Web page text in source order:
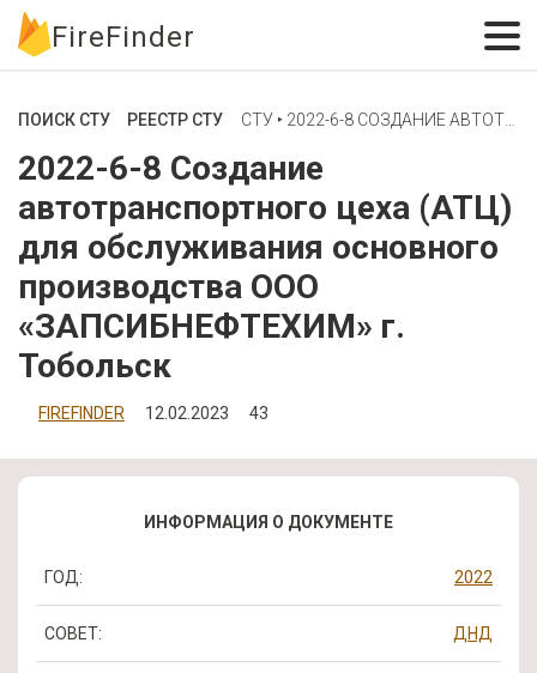
FireFinder
ПОИСК СТУ РЕЕСТР СТУ СТУ ‣ 2022-6-8 СОЗДАНИЕ АВТОТРАНСПОРТНОГО ЦЕХА (АТЦ) ДЛЯ ОБСЛУЖИВАНИЯ ОСНОВНОГО ПРОИЗВОДСТВА ООО «ЗАПСИБНЕФТЕХИМ» Г. ТОБОЛЬСК
2022-6-8 Создание
автотранспортного цеха (АТЦ)
для обслуживания основного
производства ООО
«ЗАПСИБНЕФТЕХИМ» г.
Тобольск
FIREFINDER 12.02.2023 43
ИНФОРМАЦИЯ О ДОКУМЕНТЕ
ГОД: 2022
СОВЕТ: ДНД